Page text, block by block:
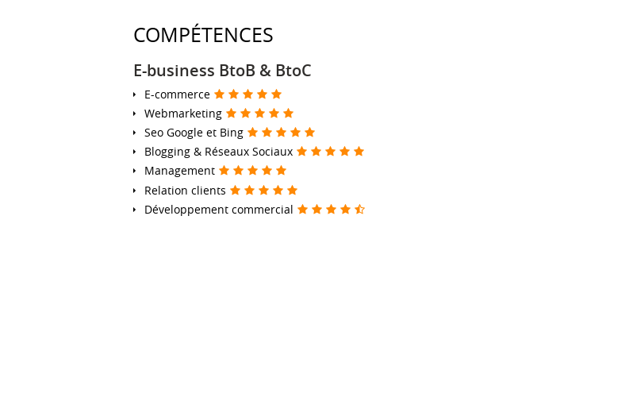
COMPÉTENCES
E-business BtoB & BtoC
E-commerce
Webmarketing
Seo Google et Bing
Blogging & Réseaux Sociaux
Management
Relation clients
Développement commercial